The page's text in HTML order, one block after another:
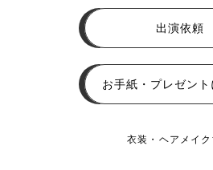
出演依頼
お手紙・プレゼント
衣装・ヘアメイク